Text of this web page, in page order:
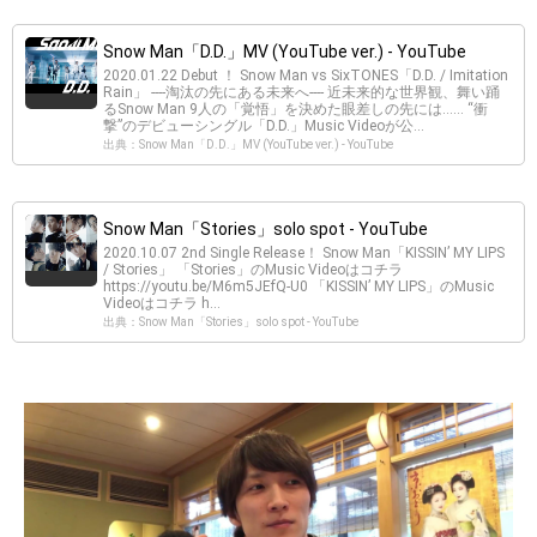
Snow Man「D.D.」MV (YouTube ver.) - YouTube
2020.01.22 Debut ！ Snow Man vs SixTONES「D.D. / Imitation
Rain」 ----淘汰の先にある未来へ---- 近未来的な世界観、舞い踊
るSnow Man 9人の「覚悟」を決めた眼差しの先には…… “衝
撃”のデビューシングル「D.D.」Music Videoが公...
出典：Snow Man「D.D.」MV (YouTube ver.) - YouTube
Snow Man「Stories」solo spot - YouTube
2020.10.07 2nd Single Release！ Snow Man「KISSIN’ MY LIPS
/ Stories」 「Stories」のMusic Videoはコチラ
https://youtu.be/M6m5JEfQ-U0 「KISSIN’ MY LIPS」のMusic
Videoはコチラ h...
出典：Snow Man「Stories」solo spot - YouTube